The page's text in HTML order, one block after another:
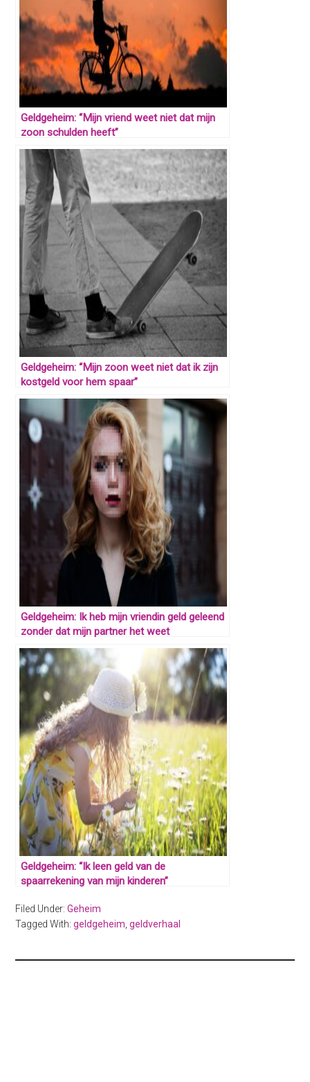
Geldgeheim: “Mijn vriend weet niet dat mijn
zoon schulden heeft”
Geldgeheim: “Mijn zoon weet niet dat ik zijn
kostgeld voor hem spaar”
Geldgeheim: Ik heb mijn vriendin geld geleend
zonder dat mijn partner het weet
Geldgeheim: “Ik leen geld van de
spaarrekening van mijn kinderen”
Filed Under:Geheim
Tagged With:geldgeheim ,geldverhaal